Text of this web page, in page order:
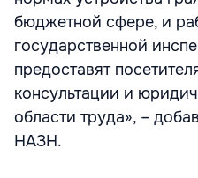
бюджетной сфере, и
государственной
предоставят
консультации и
области труда», –
НАЗН.